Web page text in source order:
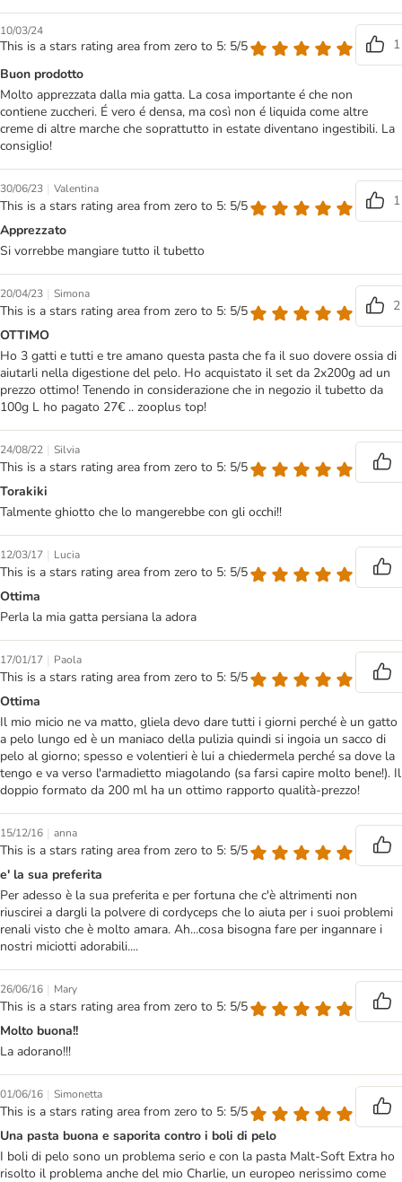
10/03/24
This is a stars rating area from zero to 5: 5/5
1
Buon prodotto
Molto apprezzata dalla mia gatta. La cosa importante é che non
contiene zuccheri. É vero é densa, ma così non é liquida come altre
creme di altre marche che soprattutto in estate diventano ingestibili. La
consiglio!
30/06/23 | Valentina
This is a stars rating area from zero to 5: 5/5
1
Apprezzato
Si vorrebbe mangiare tutto il tubetto
20/04/23 | Simona
This is a stars rating area from zero to 5: 5/5
2
OTTIMO
Ho 3 gatti e tutti e tre amano questa pasta che fa il suo dovere ossia di
aiutarli nella digestione del pelo. Ho acquistato il set da 2x200g ad un
prezzo ottimo! Tenendo in considerazione che in negozio il tubetto da
100g L ho pagato 27€ .. zooplus top!
24/08/22 | Silvia
This is a stars rating area from zero to 5: 5/5
Torakiki
Talmente ghiotto che lo mangerebbe con gli occhi!!
12/03/17 | Lucia
This is a stars rating area from zero to 5: 5/5
Ottima
Perla la mia gatta persiana la adora
17/01/17 | Paola
This is a stars rating area from zero to 5: 5/5
Ottima
Il mio micio ne va matto, gliela devo dare tutti i giorni perché è un gatto
a pelo lungo ed è un maniaco della pulizia quindi si ingoia un sacco di
pelo al giorno; spesso e volentieri è lui a chiedermela perché sa dove la
tengo e va verso l'armadietto miagolando (sa farsi capire molto bene!). Il
doppio formato da 200 ml ha un ottimo rapporto qualità-prezzo!
15/12/16 | anna
This is a stars rating area from zero to 5: 5/5
e' la sua preferita
Per adesso è la sua preferita e per fortuna che c'è altrimenti non
riuscirei a dargli la polvere di cordyceps che lo aiuta per i suoi problemi
renali visto che è molto amara. Ah...cosa bisogna fare per ingannare i
nostri miciotti adorabili....
26/06/16 | Mary
This is a stars rating area from zero to 5: 5/5
Molto buona!!
La adorano!!!
01/06/16 | Simonetta
This is a stars rating area from zero to 5: 5/5
Una pasta buona e saporita contro i boli di pelo
I boli di pelo sono un problema serio e con la pasta Malt-Soft Extra ho
risolto il problema anche del mio Charlie, un europeo nerissimo come